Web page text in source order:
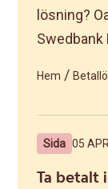
lösning?
Swedbank
Hem /
Sida 05
Ta betalt